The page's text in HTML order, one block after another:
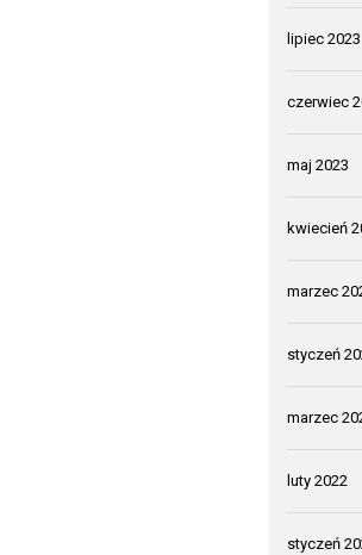
lipiec 2023
czerwiec
maj 2023
kwiecień
marzec
styczeń
marzec
luty 2022
styczeń